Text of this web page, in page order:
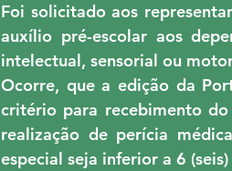
Foi solicitado aos
auxílio pré-escolar aos
intelectual, sensorial ou
Ocorre, que a edição da
critério para recebimento
realização de perícia
especial seja inferior a 6 (seis)